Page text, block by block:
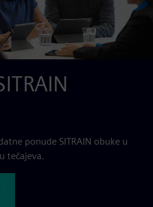
ponude SITRAIN obuke u
tečajeva.